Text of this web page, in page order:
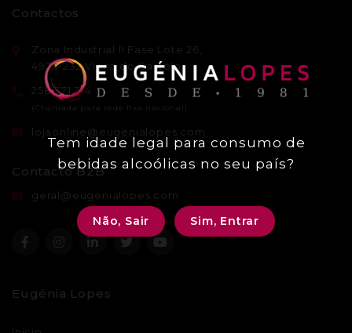
Contactos
Zona Industrial II Fase Lote 26,
4935-232 Viana do Castelo
258 371 314
lojaonline@eugenialopes.com
Contacto B2B
geral@eugenialopes.com
Eugénia Lopes
Tem idade legal para consumo de
bebidas alcoólicas no seu país?
Não, Sair Sim, Entrar